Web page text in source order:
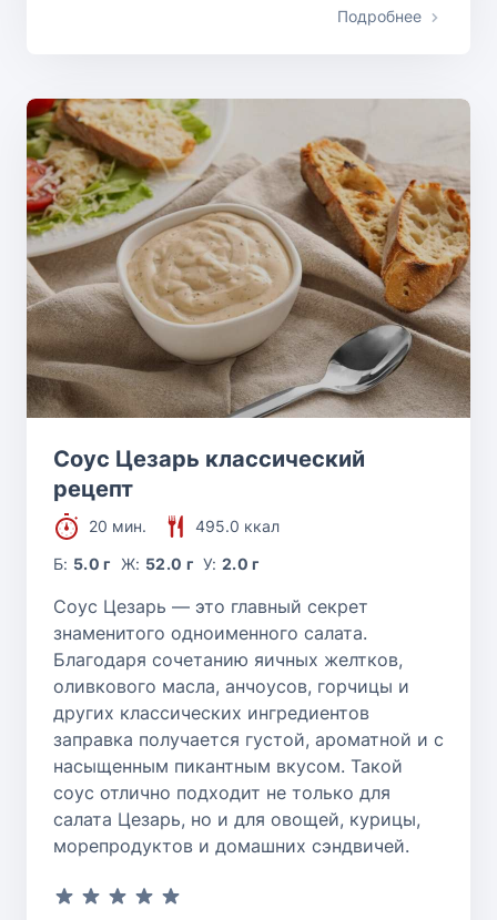
Подробнее
Соус Цезарь классический
рецепт
20 мин.
495.0 ккал
Б: 5.0 г Ж: 52.0 г У:2.0 г
Соус Цезарь — это главный секрет
знаменитого одноименного салата.
Благодаря сочетанию яичных желтков,
оливкового масла, анчоусов, горчицы и
других классических ингредиентов
заправка получается густой, ароматной и с
насыщенным пикантным вкусом. Такой
соус отлично подходит не только для
салата Цезарь, но и для овощей, курицы,
морепродуктов и домашних сэндвичей.